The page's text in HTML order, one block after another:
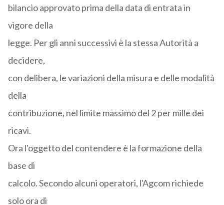
bilancio approvato prima della data di entrata in
vigore della
legge. Per gli anni successivi è la stessa Autorità a
decidere,
con delibera, le variazioni della misura e delle modalità
della
contribuzione, nel limite massimo del 2 per mille dei
ricavi.
Ora l'oggetto del contendere è la formazione della
base di
calcolo. Secondo alcuni operatori, l'Agcom richiede
solo ora di